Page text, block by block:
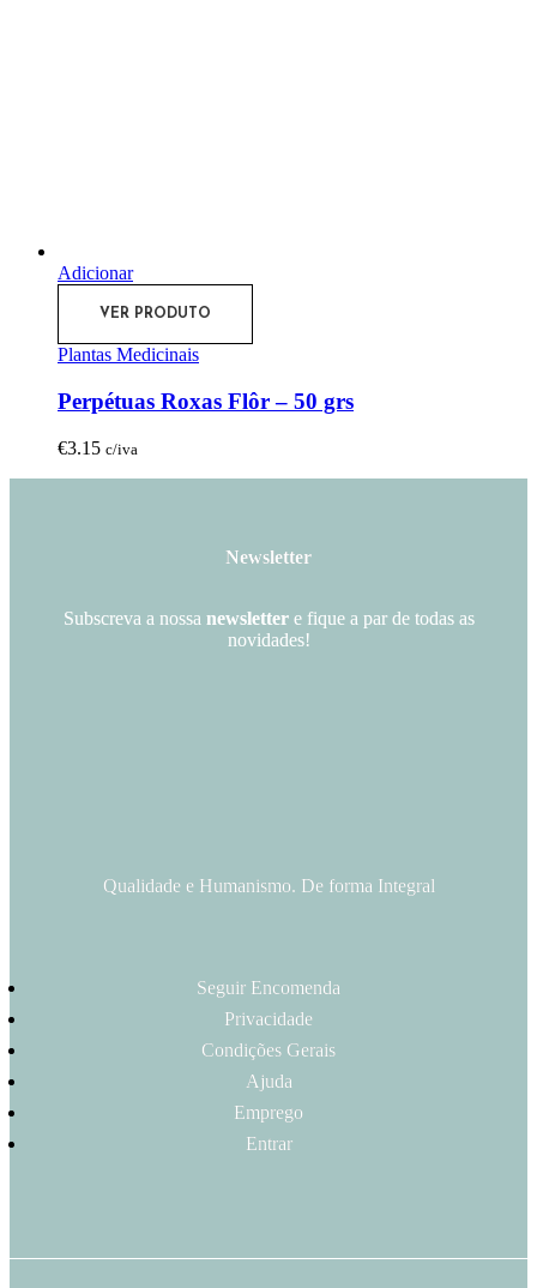
Adicionar
VER PRODUTO
Plantas Medicinais
Perpétuas Roxas Flôr – 50 grs
€3.15 c/iva
Newsletter
Subscreva a nossa newslettere fique a par de todas as
novidades!
Qualidade e Humanismo. De forma Integral
Seguir Encomenda
Privacidade
Condições Gerais
Ajuda
Emprego
Entrar